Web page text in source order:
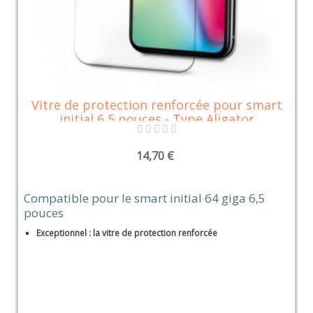
Vitre de protection renforcée pour smart
initial 6,5 pouces - Type Aligator
14,70 €
Compatible pour le smart initial 64 giga 6,5
pouces
Exceptionnel : la vitre de protection renforcée